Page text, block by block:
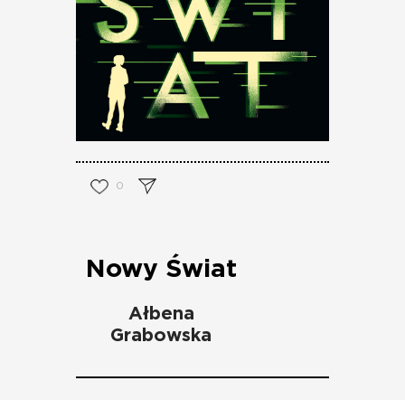
0
Nowy Świat
Ałbena
Grabowska